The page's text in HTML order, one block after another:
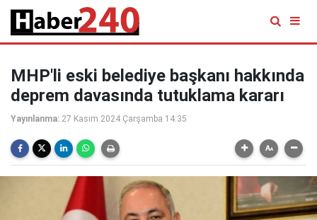
MHP'li eski belediye başkanı hakkında
deprem davasında tutuklama kararı
Yayınlanma: 27 Kasım 2024 Çarşamba 14:35